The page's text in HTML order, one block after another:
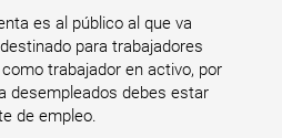
es al público al que va
para trabajadores
trabajador en activo, por
desempleados debes estar
de empleo.